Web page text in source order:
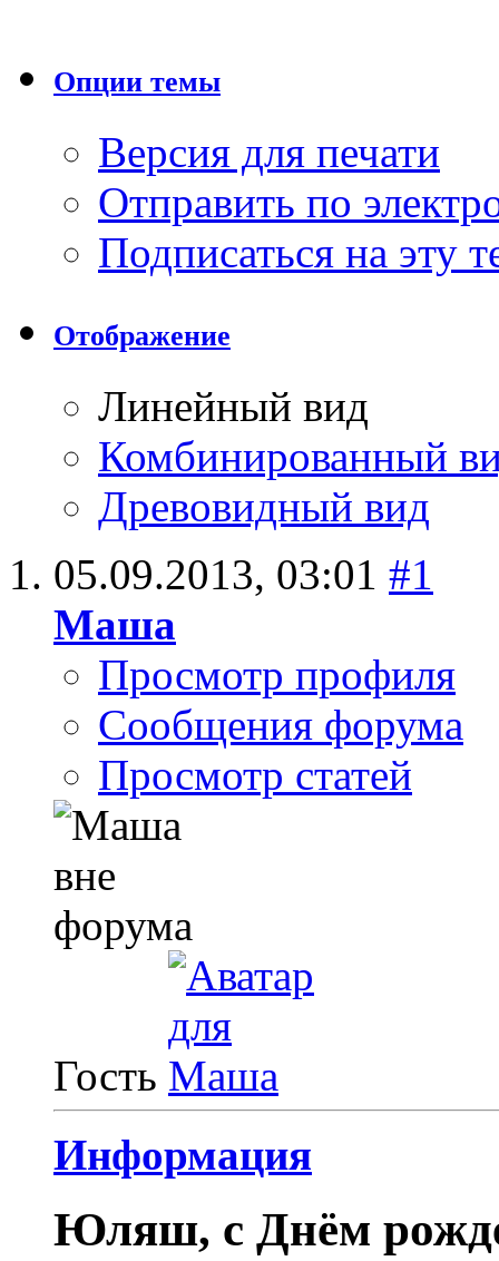
Опции темы
Версия для печати
Отправить по
Подписаться на эту
Отображение
Линейный вид
Комбинированный
Древовидный вид
05.09.2013, 03:01 #1
Маша
Просмотр профиля
Сообщения форума
Просмотр статей
Гость
Информация
Юляш, с Днём